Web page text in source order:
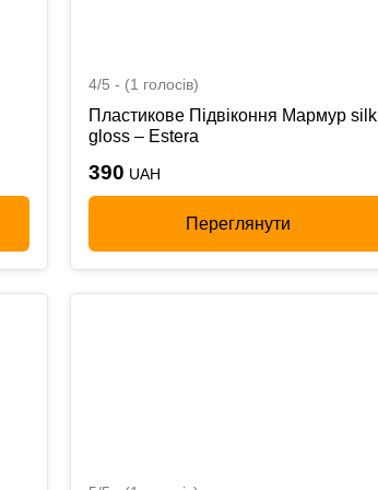
4/5 - (1 голосів)
Пластикове Підвіконня Мармур silk
gloss – Estera
390 UAH
Переглянути